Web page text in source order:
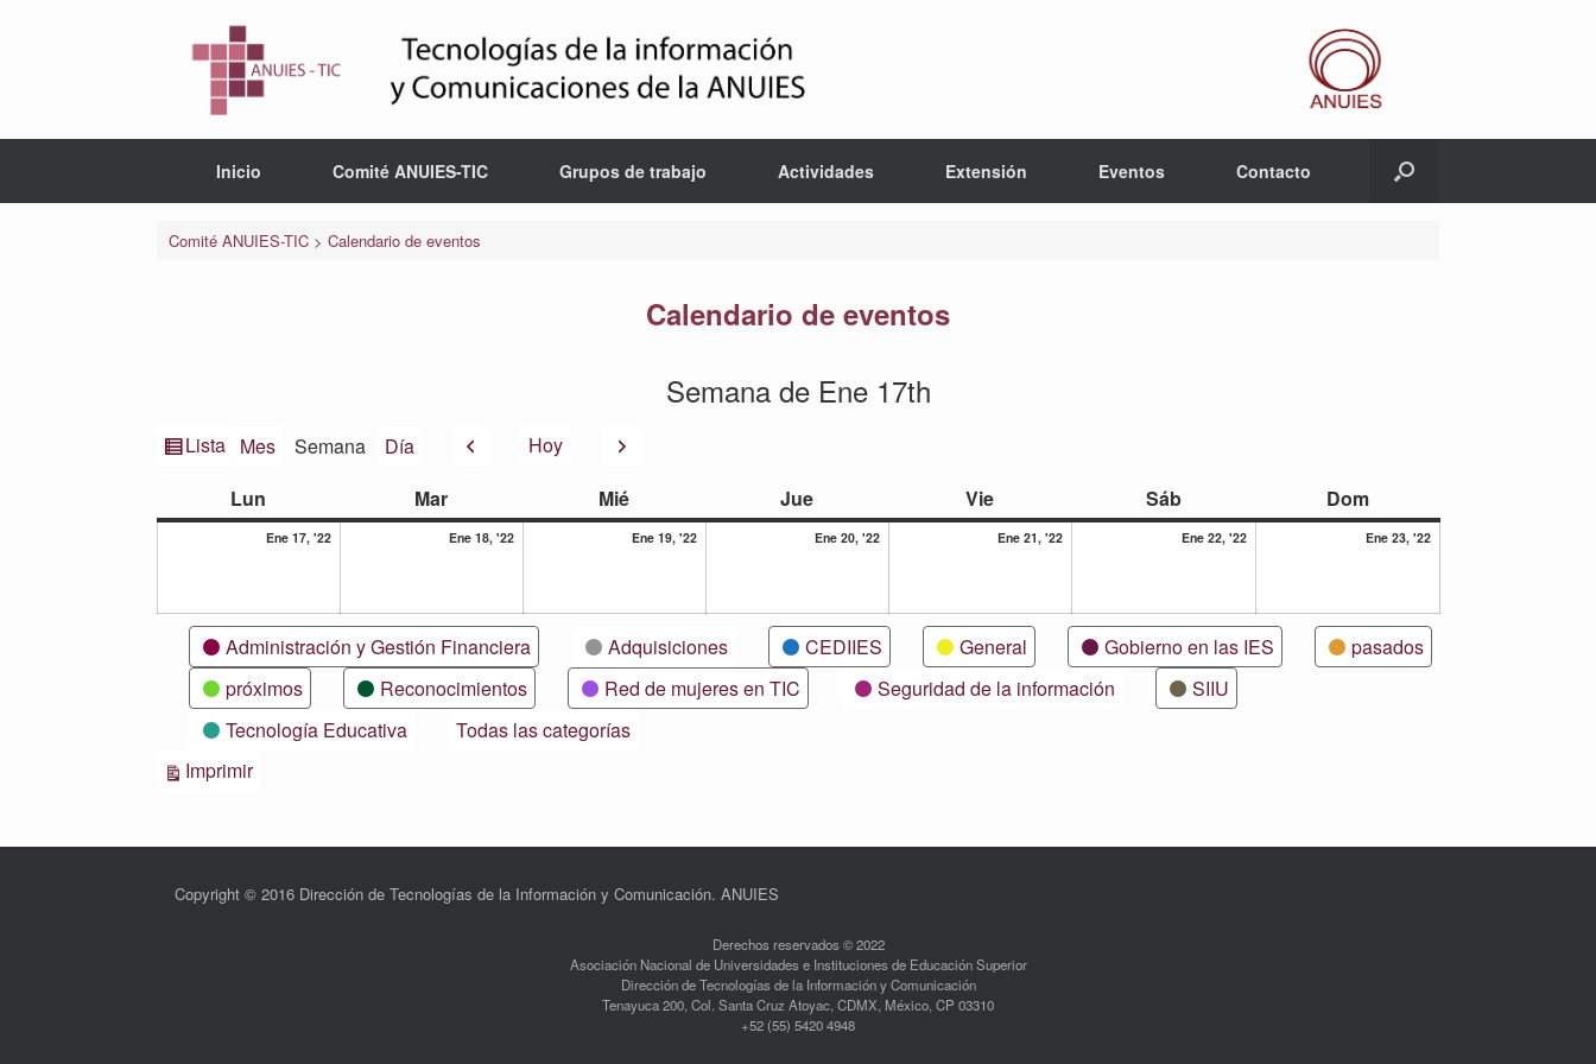
Inicio Comité ANUIES-TIC Grupos de trabajo Actividades Extensión Eventos Contacto
Comité ANUIES-TIC> Calendario de eventos
Calendario de eventos
Semana de Ene 17th
Ver
Lista Mes Semana Día AnteriorHoy Siguiente
Lun Marmartes Miémiércoles Juejueves Vieviernes Sábsábado Domdomingo
Ene 17, '2217
Ene 18, '2218
Ene 19, '2219
Ene 20, '2220
Ene 21, '2221
Ene 22, '2222
Ene 23, '2223
CategoríasAdministración y Gestión Financiera Adquisiciones CEDIIES General Gobierno en las IES
pasados
próximos
Reconocimientos Red de mujeres en TIC Seguridad de la información
SIIU
Tecnología Educativa
Todas las categorías
ImprimirVistas
Copyright © 2016 Dirección de Tecnologías de la Información y Comunicación. ANUIES
Derechos reservados © 2022
Asociación Nacional de Universidades e Instituciones de Educación Superior
Dirección de Tecnologías de la Información y Comunicación
Tenayuca 200, Col. Santa Cruz Atoyac, CDMX, México, CP 03310
+52 (55) 5420 4948